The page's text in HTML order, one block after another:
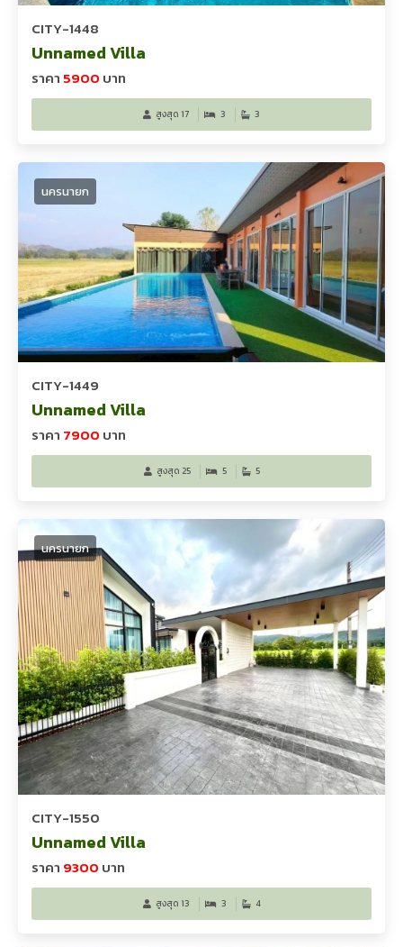
CITY-1448
Unnamed Villa
ราคา 5900 บาท
สูงสุด 17 3 3
นครนายก
CITY-1449
Unnamed Villa
ราคา 7900 บาท
สูงสุด 25 5 5
นครนายก
CITY-1550
Unnamed Villa
ราคา 9300 บาท
สูงสุด 13 3 4